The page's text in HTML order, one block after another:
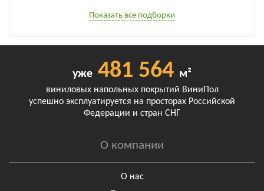
Показать все подборки
уже 481 564 м²
виниловых напольных покрытий ВиниПол
успешно эксплуатируется на просторах Российской
Федерации и стран СНГ
О компании
О нас